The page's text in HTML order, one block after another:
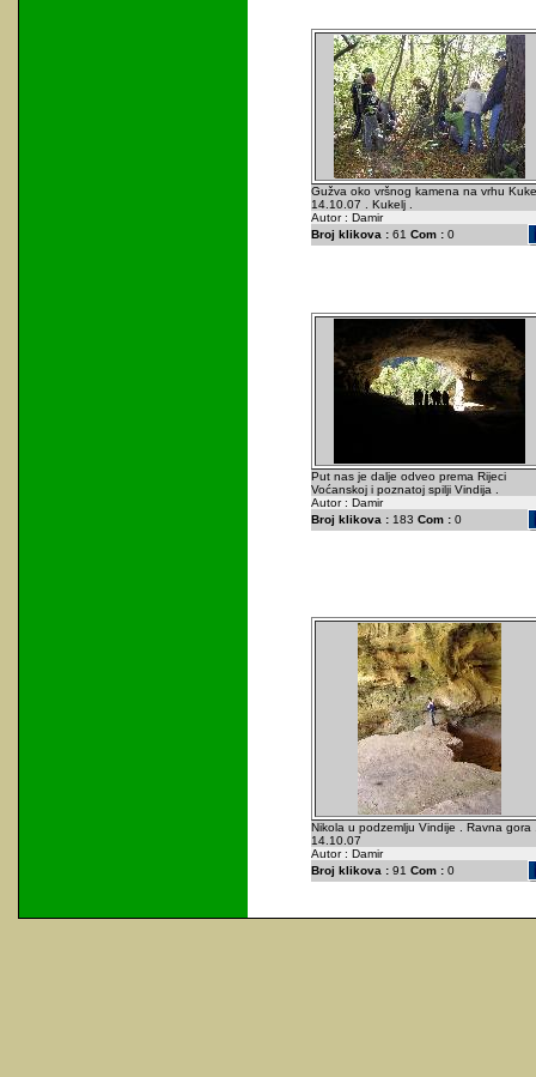
Gužva oko vršnog kamena na vrhu
14.10.07 . Kukelj .
Autor : Damir
Broj klikova :61 Com :0
Put nas je dalje odveo prema Rijeci
Voćanskoj i poznatoj spilji Vindija .
Autor : Damir
Broj klikova :183 Com :0
Nikola u podzemlju Vindije . Ravna gora
14.10.07
Autor : Damir
Broj klikova :91 Com :0